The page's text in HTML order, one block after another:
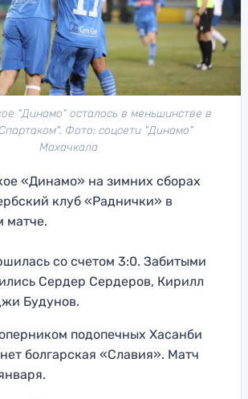
"Динамо" осталось в меньшинстве в
Фото: соцсети "Динамо"
Махачкала
«Динамо» на зимних сборах
клуб «Раднички» в
матче.
со счетом 3:0. Забитыми
Сердер Сердеров, Кирилл
Будунов.
подопечных Хасанби
болгарская «Славия». Матч